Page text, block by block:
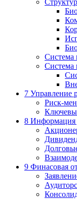
Система
Система
7 Управление
Риск-
8 Информация
9 Финасовая